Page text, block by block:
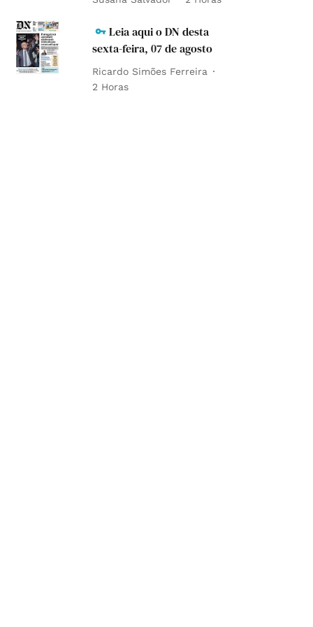
Leia aqui o DN desta
sexta-feira, 07 de agosto
Ricardo Simões Ferreira
2 Horas